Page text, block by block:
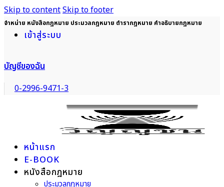
Skip to contentSkip to footer
จำหน่าย หนังสือกฎหมาย ประมวลกฎหมาย ตำรากฎหมาย คำอธิบายกฎหมาย
เข้าสู่ระบบ
บัญชีของฉัน
0-2996-9471-3
หน้าแรก
E-BOOK
หนังสือกฎหมาย
ประมวลกฎหมาย